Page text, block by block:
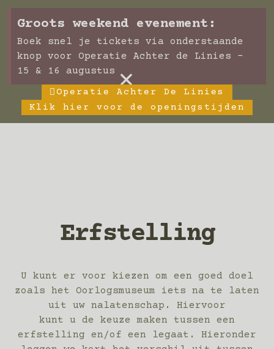
Groots weekend evenement:
Boek snel je tickets via onderstaande
knop voor Operatie Achter de Linies -
15 & 16 augustus ×
Operatie Achter De Linies
Klik hier voor de openingstijden
Erfstelling
U kunt er voor kiezen om een goed doel
zoals het Oorlogsmuseum iets na te laten
uit uw nalatenschap. Hiervoor
kunt u de keuze maken tussen een
erfstelling en/of een legaat. Hieronder